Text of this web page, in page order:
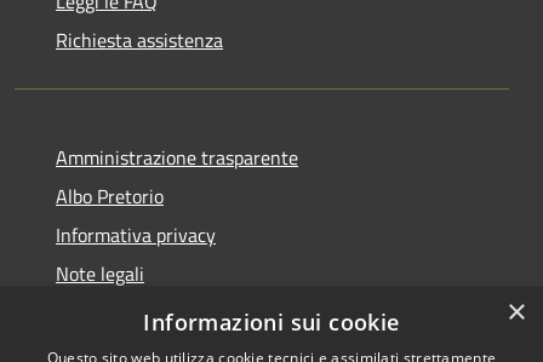
Richiesta assistenza
Amministrazione trasparente
Albo Pretorio
Informativa privacy
Note legali
Dichiarazione di accessibilità
×
Informazioni sui cookie
Questo sito web utilizza cookie tecnici e assimilati strettamente